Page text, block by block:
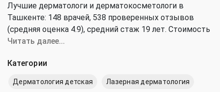
Лучшие дерматологи и дерматокосметологи в
Ташкенте: 148 врачей, 538 проверенных отзывов
(средняя оценка 4.9), cредний стаж 19 лет. Стоимость
консультации дерматолога и дерматокосметолога от
Читать далее...
Категории
Дерматология детская Лазерная дерматология